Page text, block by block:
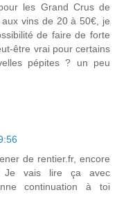
les Grand Crus de
vins de 20 à 50€, je
de faire de forte
être vrai pour certains
pépites ? un peu
de rentier.fr, encore
vais lire ça avec
continuation à toi